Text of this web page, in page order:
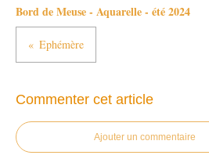
Bord de Meuse - Aquarelle - été 2024
Ephémère
Commenter cet article
Ajouter un commentaire